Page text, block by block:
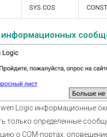
SYS.COS
информационных
Logic информационные
только определенные
о СОМ-портах,